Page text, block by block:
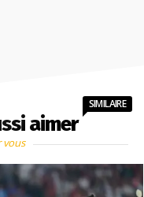
aimer
SIMILAIRE
vous